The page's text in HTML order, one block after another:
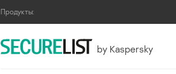
Продукты:
by Kaspersky